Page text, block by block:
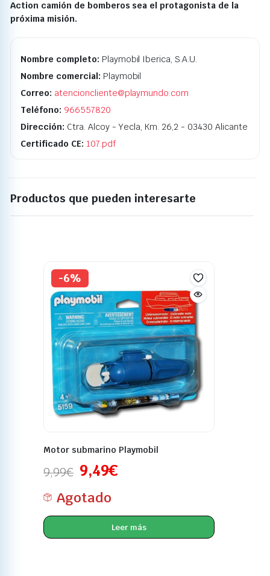
Action camión de bomberos sea el protagonista de la
próxima misión.
Nombre completo: Playmobil Iberica, S.A.U.
Nombre comercial: Playmobil
Correo: atencioncliente@playmundo.com
Teléfono: 966557820
Dirección: Ctra. Alcoy - Yecla, Km. 26,2 - 03430 Alicante
Certificado CE: 107.pdf
Productos que pueden interesarte
-6%
Motor submarino Playmobil
9,99€ 9,49€
Agotado
Leer más